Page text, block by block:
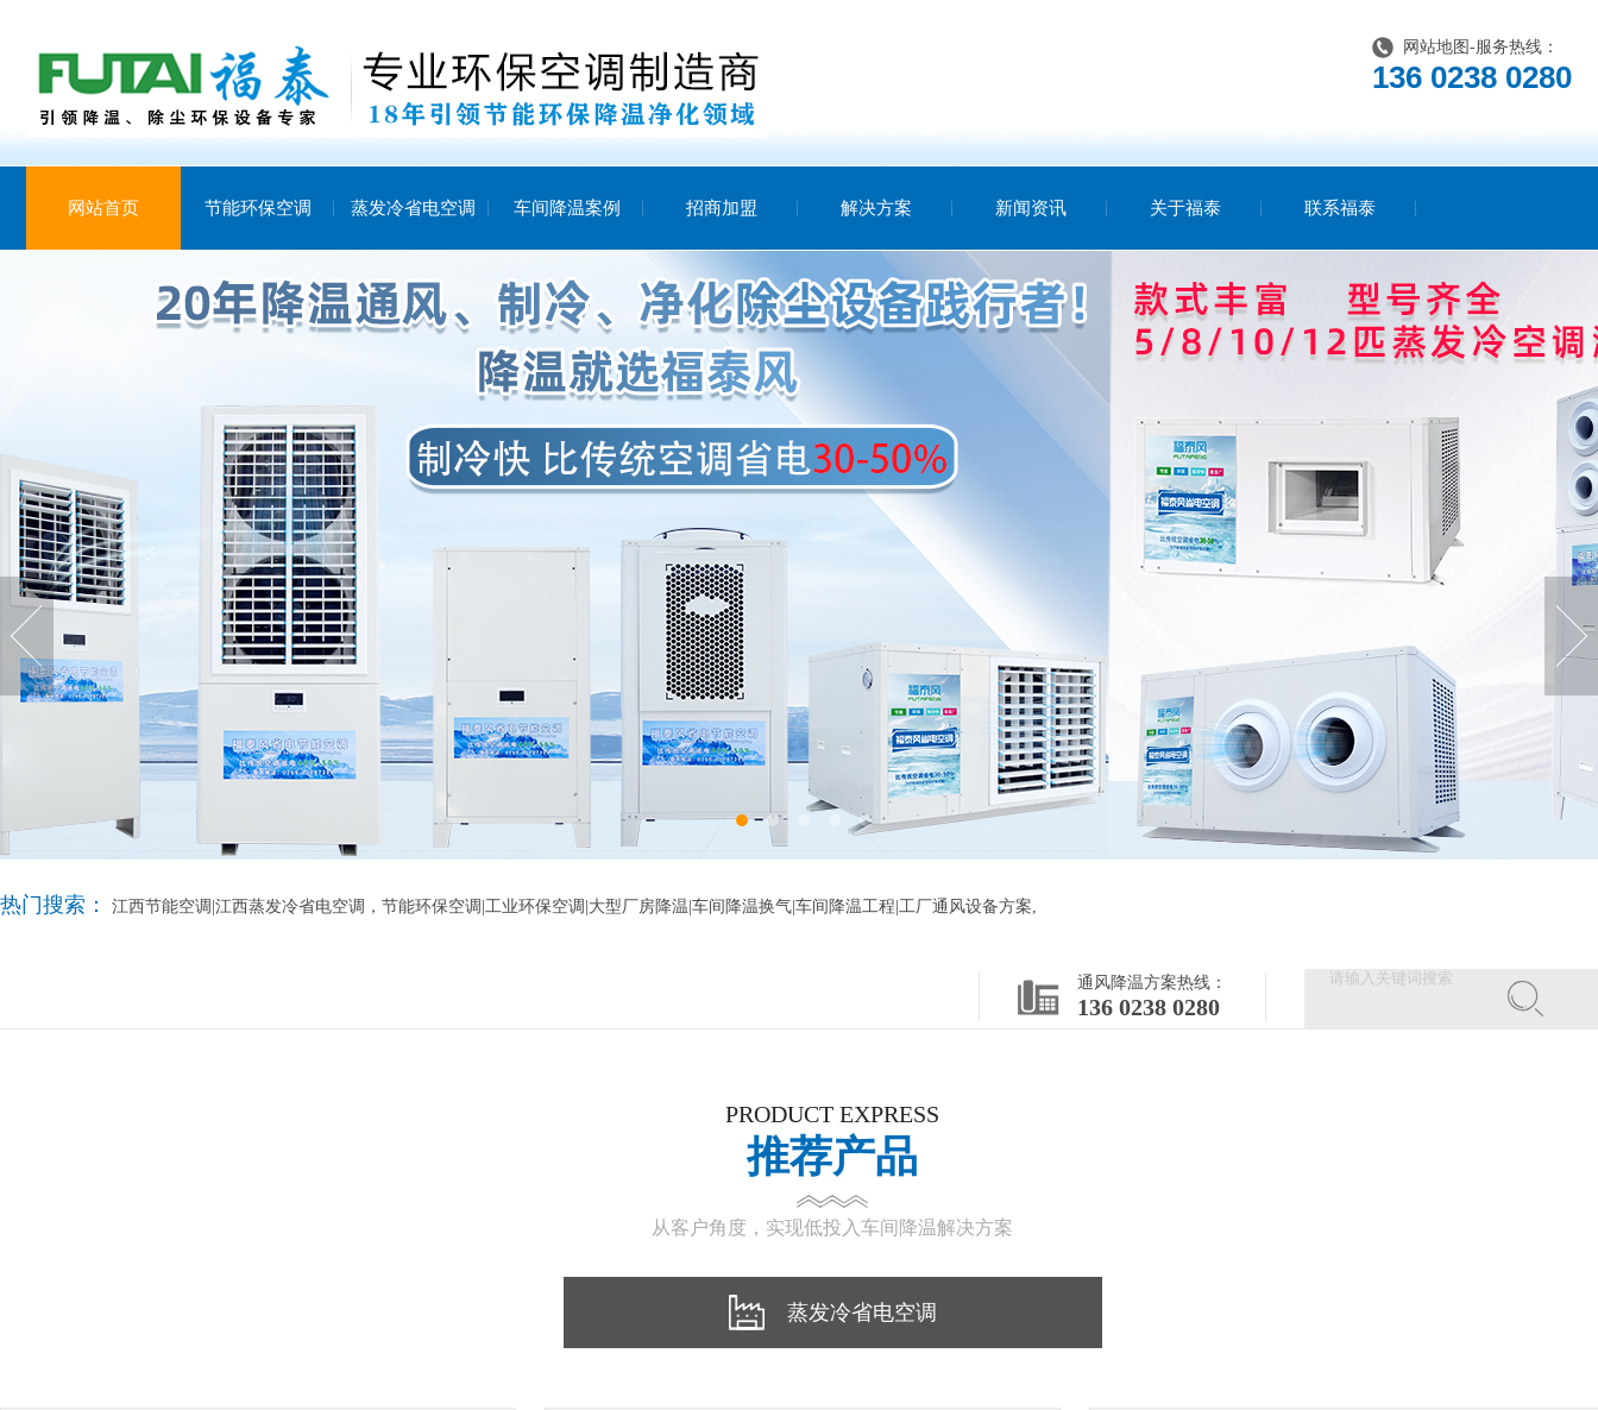
网站地图 -服务热线：
136 0238 0280
网站首页 节能环保空调 蒸发冷省电空调 车间降温案例 招商加盟 解决方案 新闻资讯 关于福泰 联系福泰
热门搜索： 江西节能空调|江西蒸发冷省电空调，节能环保空调|工业环保空调|大型厂房降温|车间降温换气|车间降温工程|工厂通风设备方案,
通风降温方案热线：
136 0238 0280
PRODUCT EXPRESS
推荐产品
从客户角度，实现低投入车间降温解决方案
蒸发冷省电空调